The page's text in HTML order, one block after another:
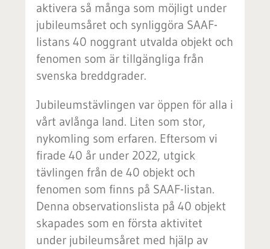
aktivera så många som möjligt under
jubileumsåret och synliggöra SAAF-
listans 40 noggrant utvalda objekt och
fenomen som är tillgängliga från
svenska breddgrader.
Jubileumstävlingen var öppen för alla i
vårt avlånga land. Liten som stor,
nykomling som erfaren. Eftersom vi
firade 40 år under 2022, utgick
tävlingen från de 40 objekt och
fenomen som finns på SAAF-listan.
Denna observationslista på 40 objekt
skapades som en första aktivitet
under jubileumsåret med hjälp av